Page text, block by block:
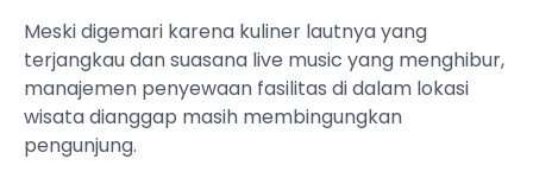
​Meski digemari karena kuliner lautnya yang
terjangkau dan suasana live music yang menghibur,
manajemen penyewaan fasilitas di dalam lokasi
wisata dianggap masih membingungkan
pengunjung.